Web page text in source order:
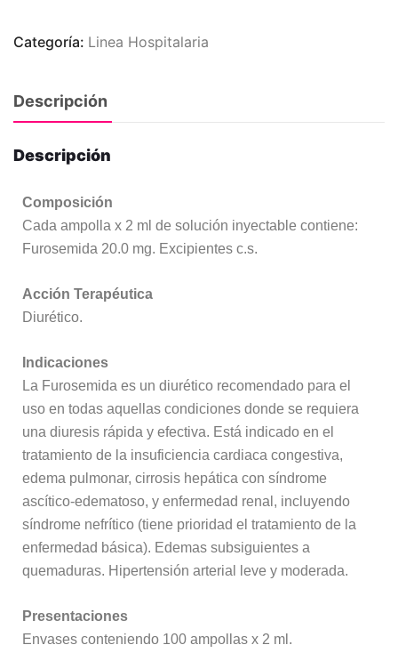
Categoría: Linea Hospitalaria
Descripción
Descripción
Composición
Cada ampolla x 2 ml de solución inyectable contiene:
Furosemida 20.0 mg. Excipientes c.s.
Acción Terapéutica
Diurético.
Indicaciones
La Furosemida es un diurético recomendado para el
uso en todas aquellas condiciones donde se requiera
una diuresis rápida y efectiva. Está indicado en el
tratamiento de la insuficiencia cardiaca congestiva,
edema pulmonar, cirrosis hepática con síndrome
ascítico-edematoso, y enfermedad renal, incluyendo
síndrome nefrítico (tiene prioridad el tratamiento de la
enfermedad básica). Edemas subsiguientes a
quemaduras. Hipertensión arterial leve y moderada.
Presentaciones
Envases conteniendo 100 ampollas x 2 ml.